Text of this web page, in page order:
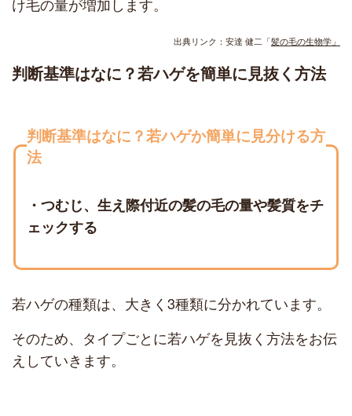
出典リンク：安達 健二「髪の毛の生物学」
判断基準はなに？若ハゲを簡単に見抜く方法
判断基準はなに？若ハゲか簡単に見分ける方
法
・つむじ、生え際付近の髪の毛の量や髪質をチ
ェックする
若ハゲの種類は、大きく3種類に分かれています。
そのため、タイプごとに若ハゲを見抜く方法をお伝
えしていきます。